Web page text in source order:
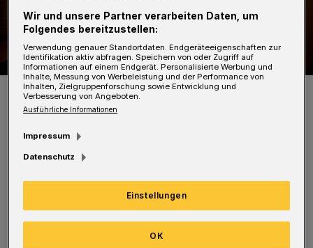
Symbolbild.
Unbekannte Täter sind unterdessen in eine
Gaststätte an der Brändströmstraße
eingedrungen. Über die Beute ist bislang
Wir und unsere Partner verarbeiten Daten, um
Folgendes bereitzustellen:
Verwendung genauer Standortdaten. Endgeräteeigenschaften zur
Identifikation aktiv abfragen. Speichern von oder Zugriff auf
Informationen auf einem Endgerät. Personalisierte Werbung und
Inhalte, Messung von Werbeleistung und der Performance von
Inhalten, Zielgruppenforschung sowie Entwicklung und
Verbesserung von Angeboten.
Ausführliche Informationen
Impressum
Datenschutz
Einstellungen
OK